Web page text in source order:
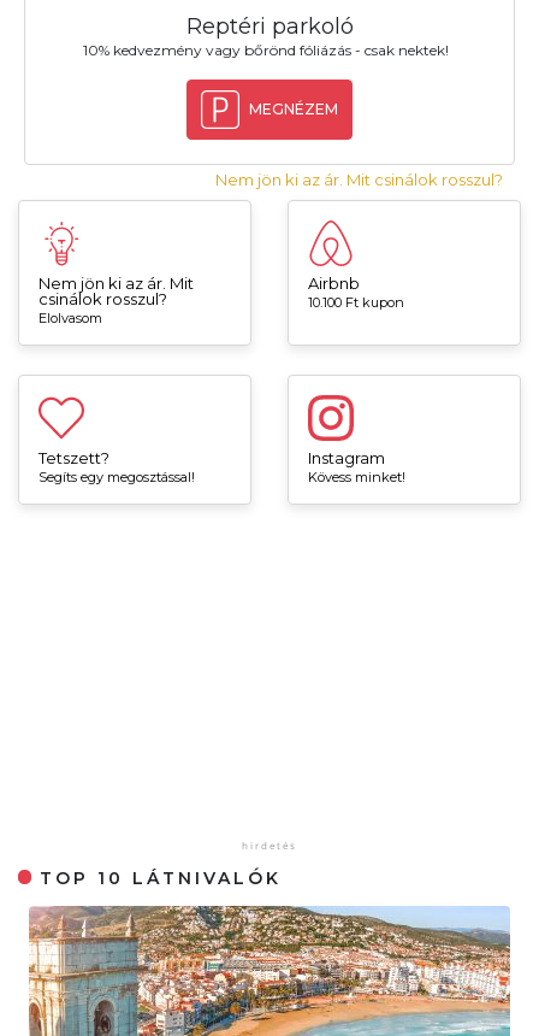
Reptéri parkoló
10% kedvezmény vagy bőrönd fóliázás - csak nektek!
MEGNÉZEM
Nem jön ki az ár. Mit csinálok rosszul?
Nem jön ki az ár. Mit
csinálok rosszul?
Elolvasom
Airbnb
10.100 Ft kupon
Tetszett?
Segíts egy megosztással!
Instagram
Kövess minket!
TOP 10 LÁTNIVALÓK